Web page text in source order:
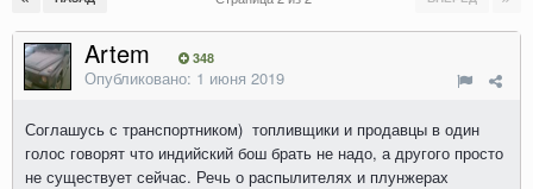
Artem 348
Опубликовано: 1 июня 2019
Соглашусь с транспортником) топливщики и продавцы в один
голос говорят что индийский бош брать не надо, а другого просто
не существует сейчас. Речь о распылителях и плунжерах